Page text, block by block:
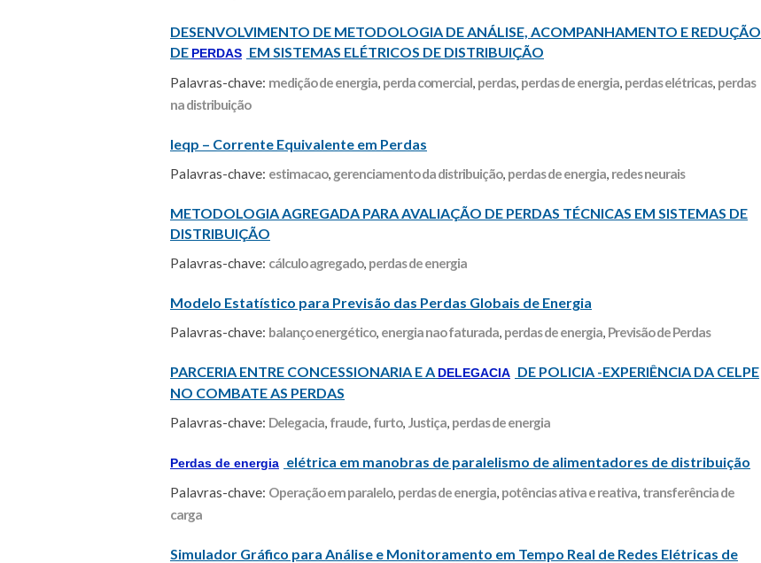
DESENVOLVIMENTO DE METODOLOGIA DE ANÁLISE, ACOMPANHAMENTO E REDUÇÃO
DE PERDAS EM SISTEMAS ELÉTRICOS DE DISTRIBUIÇÃO
Palavras-chave: medição de energia, perda comercial, perdas, perdas de energia, perdas elétricas, perdas
na distribuição
Ieqp – Corrente Equivalente em Perdas
Palavras-chave: estimacao, gerenciamento da distribuição, perdas de energia, redes neurais
METODOLOGIA AGREGADA PARA AVALIAÇÃO DE PERDAS TÉCNICAS EM SISTEMAS DE
DISTRIBUIÇÃO
Palavras-chave: cálculo agregado, perdas de energia
Modelo Estatístico para Previsão das Perdas Globais de Energia
Palavras-chave: balanço energético, energia nao faturada, perdas de energia, Previsão de Perdas
PARCERIA ENTRE CONCESSIONARIA E A DELEGACIA DE POLICIA -EXPERIÊNCIA DA CELPE
NO COMBATE AS PERDAS
Palavras-chave: Delegacia, fraude, furto, Justiça, perdas de energia
Perdas de energia elétrica em manobras de paralelismo de alimentadores de distribuição
Palavras-chave: Operação em paralelo, perdas de energia, potências ativa e reativa, transferência de
carga
Simulador Gráfico para Análise e Monitoramento em Tempo Real de Redes Elétricas de